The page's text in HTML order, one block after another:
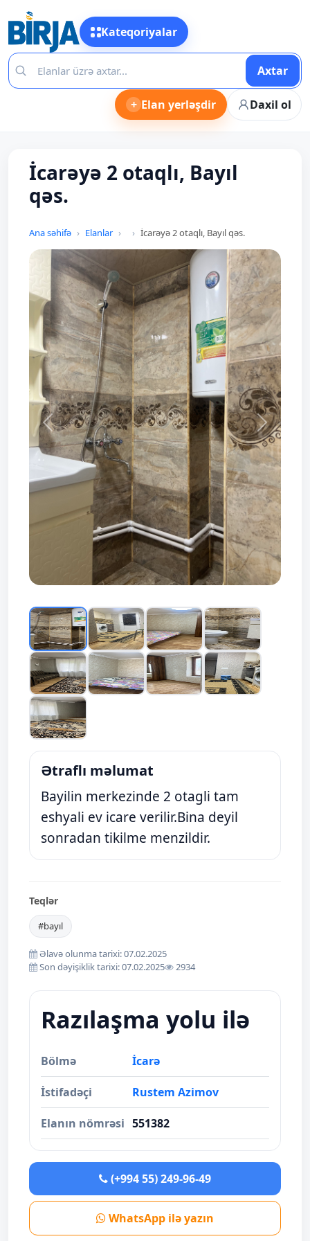
Kateqoriyalar
Axtar
+ Elan yerləşdir Daxil ol
İcarəyə 2 otaqlı, Bayıl
qəs.
Ana səhifə Elanlar İcarəyə 2 otaqlı, Bayıl qəs.
Prev Next
Ətraflı məlumat
Bayilin merkezinde 2 otagli tam
eshyali ev icare verilir.Bina deyil
sonradan tikilme menzildir.
Teqlər
#bayıl
Əlavə olunma tarixi: 07.02.2025
Son dəyişiklik tarixi: 07.02.2025
2934
Razılaşma yolu ilə
Bölmə İcarə
İstifadəçi Rustem Azimov
Elanın nömrəsi 551382
(+994 55) 249-96-49
WhatsApp ilə yazın